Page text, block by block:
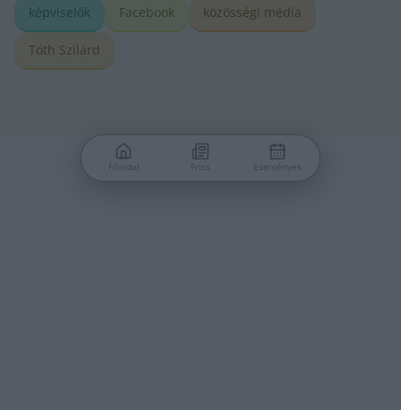
képviselők Facebook közösségi média
Tóth Szilárd
Főoldal Friss Események